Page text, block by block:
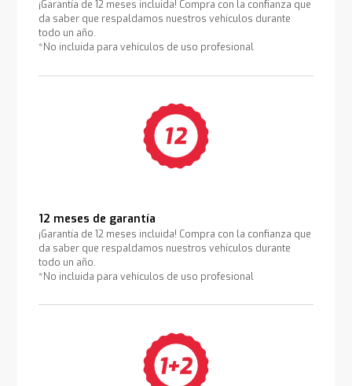
¡Garantía de 12 meses incluida! Compra con la confianza que
da saber que respaldamos nuestros vehículos durante
todo un año.
*No incluida para vehículos de uso profesional
12 meses de garantía
¡Garantía de 12 meses incluida! Compra con la confianza que
da saber que respaldamos nuestros vehículos durante
todo un año.
*No incluida para vehículos de uso profesional